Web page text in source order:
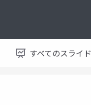
すべてのスライド